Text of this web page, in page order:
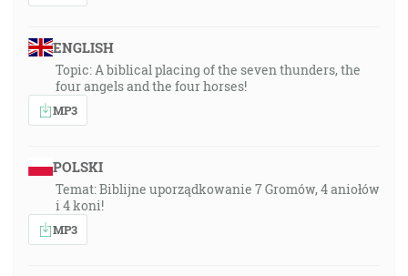
ENGLISH
Topic: A biblical placing of the seven thunders, the
four angels and the four horses!
MP3
POLSKI
Temat: Biblijne uporządkowanie 7 Gromów, 4 aniołów
i 4 koni!
MP3